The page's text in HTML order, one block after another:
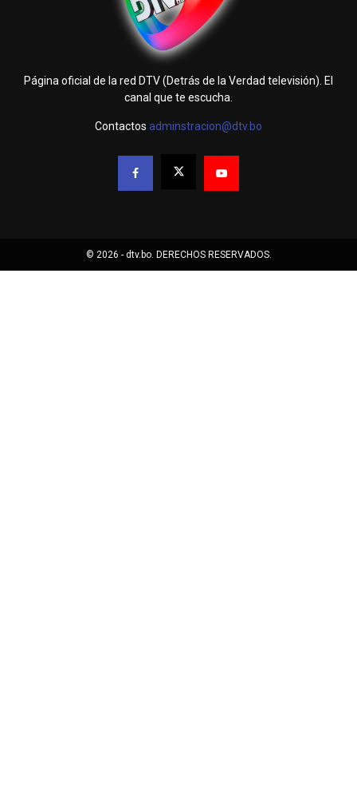
Página oficial de la red DTV (Detrás de la Verdad televisión). El
canal que te escucha.
Contactos adminstracion@dtv.bo
© 2026 - dtv.bo. DERECHOS RESERVADOS.